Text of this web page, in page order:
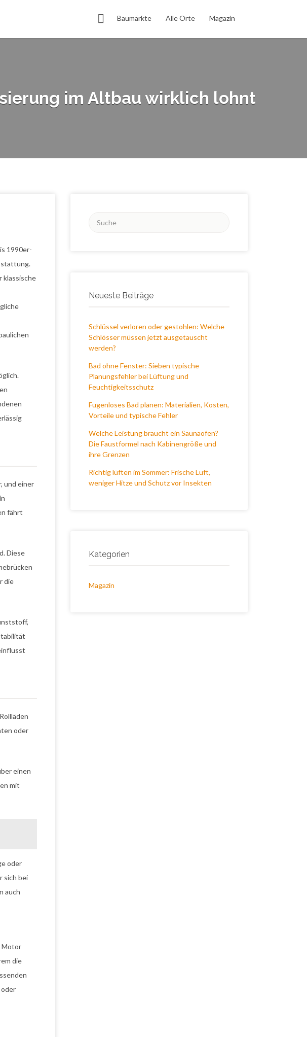
Baumärkte Alle Orte Magazin
im Altbau wirklich lohnt
1990er-
klassische
und einer
fährt
Diese
die
oder
einen
mit
oder
sich bei
auch
Motor
die
Suchen
Neueste Beiträge
Schlüssel verloren oder gestohlen: Welche
Schlösser müssen jetzt ausgetauscht
werden?
Bad ohne Fenster: Sieben typische
Planungsfehler bei Lüftung und
Feuchtigkeitsschutz
Fugenloses Bad planen: Materialien, Kosten,
Vorteile und typische Fehler
Welche Leistung braucht ein Saunaofen?
Die Faustformel nach Kabinengröße und
ihre Grenzen
Richtig lüften im Sommer: Frische Luft,
weniger Hitze und Schutz vor Insekten
Kategorien
Magazin